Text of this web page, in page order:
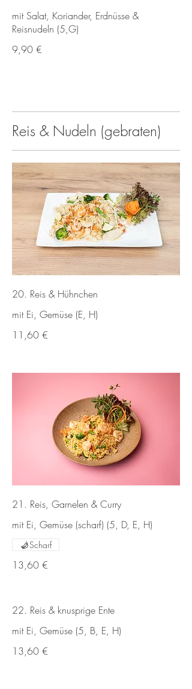
mit Salat, Koriander, Erdnüsse &
Reisnudeln (5,G)
9,90 €
Reis & Nudeln (gebraten)
20. Reis & Hühnchen
mit Ei, Gemüse (E, H)
11,60 €
21. Reis, Garnelen & Curry
mit Ei, Gemüse (scharf) (5, D, E, H)
13,60 €
Scharf
22. Reis & knusprige Ente
mit Ei, Gemüse (5, B, E, H)
13,60 €